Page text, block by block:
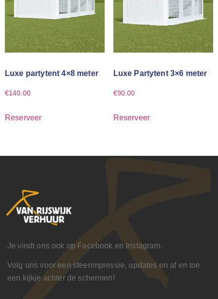
Luxe partytent 4×8 meter
€140.00
Reserveer
Luxe Partytent 3×6 meter
€90.00
Reserveer
Je vindt ons ook op Facebook en Instagram.
Volg ons voor een sfeerimpressie, updates en af en toe
een kijkje achter de schermen!